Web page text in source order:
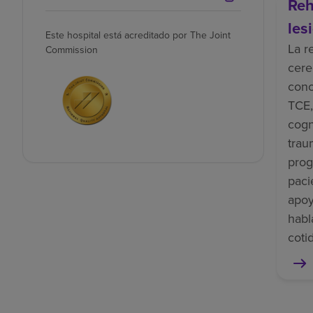
Este hospital está acreditado por The Joint
Commission
La